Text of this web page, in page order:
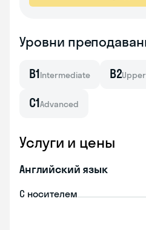
Уровни
B1Intermediate B2
C1Advanced
Услуги и цены
Английский язык
С носителем